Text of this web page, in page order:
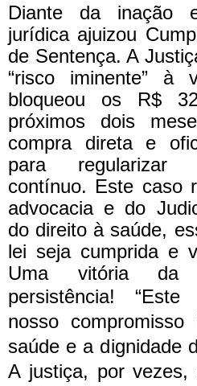
Diante da inação
jurídica ajuizou
de Sentença. A
“risco iminente” à
bloqueou os R$
próximos dois
compra direta e
para regularizar
contínuo. Este caso
advocacia e do
do direito à saúde,
lei seja cumprida e
Uma vitória
persistência!“Este
nosso
saúde e a dignidade
A justiça, por vezes,